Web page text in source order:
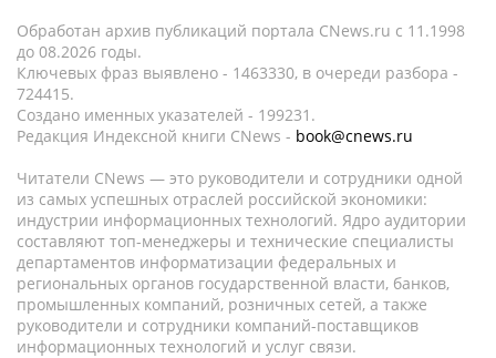
Обработан архив публикаций портала CNews.ru c 11.1998
до 08.2026 годы.
Ключевых фраз выявлено - 1463330, в очереди разбора -
724415.
Создано именных указателей - 199231.
Редакция Индексной книги CNews - book@cnews.ru
Читатели CNews — это руководители и сотрудники одной
из самых успешных отраслей российской экономики:
индустрии информационных технологий. Ядро аудитории
составляют топ-менеджеры и технические специалисты
департаментов информатизации федеральных и
региональных органов государственной власти, банков,
промышленных компаний, розничных сетей, а также
руководители и сотрудники компаний-поставщиков
информационных технологий и услуг связи.